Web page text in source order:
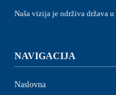
Naša vizija je održiva država
NAVIGACIJA
Naslovna